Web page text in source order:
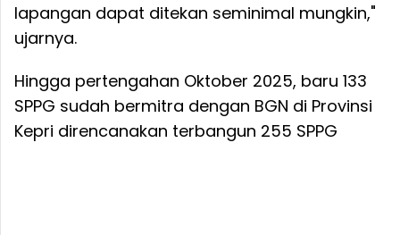
lapangan dapat ditekan seminimal mungkin,"
ujarnya.
Hingga pertengahan Oktober 2025, baru 133
SPPG sudah bermitra dengan BGN di Provinsi
Kepri direncanakan terbangun 255 SPPG